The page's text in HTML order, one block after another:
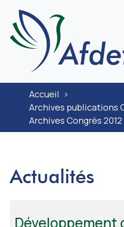
Accueil >
Archives publications
Archives Congrès 2012
Actualités
Développement